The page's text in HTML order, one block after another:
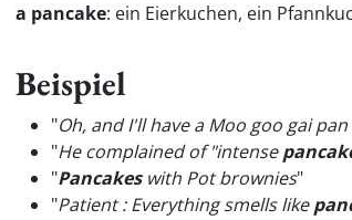
a pancake: ein Eierkuchen, ein
Beispiel
"Oh, and I'll have a Moo goo gai
"He complained of "intense
"Pancakeswith Pot brownies"
"Patient : Everything smells like